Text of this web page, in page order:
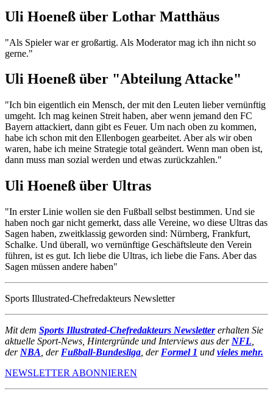
Uli Hoeneß über Lothar Matthäus
"Als Spieler war er großartig. Als Moderator mag ich ihn nicht so
gerne."
Uli Hoeneß über "Abteilung Attacke"
"Ich bin eigentlich ein Mensch, der mit den Leuten lieber vernünftig
umgeht. Ich mag keinen Streit haben, aber wenn jemand den FC
Bayern attackiert, dann gibt es Feuer. Um nach oben zu kommen,
habe ich schon mit den Ellenbogen gearbeitet. Aber als wir oben
waren, habe ich meine Strategie total geändert. Wenn man oben ist,
dann muss man sozial werden und etwas zurückzahlen."
Uli Hoeneß über Ultras
"In erster Linie wollen sie den Fußball selbst bestimmen. Und sie
haben noch gar nicht gemerkt, dass alle Vereine, wo diese Ultras das
Sagen haben, zweitklassig geworden sind: Nürnberg, Frankfurt,
Schalke. Und überall, wo vernünftige Geschäftsleute den Verein
führen, ist es gut. Ich liebe die Ultras, ich liebe die Fans. Aber das
Sagen müssen andere haben"
Sports Illustrated-Chefredakteurs Newsletter
Mit dem Sports Illustrated-Chefredakteurs Newslettererhalten Sie
aktuelle Sport-News, Hintergründe und Interviews aus der NFL
der NBA , der Fußball-Bundesliga , der Formel 1 und vieles mehr.
NEWSLETTER ABONNIEREN